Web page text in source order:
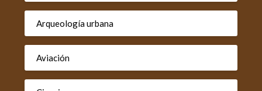
Arqueología urbana
Aviación